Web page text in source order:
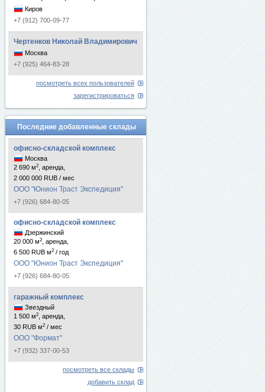
Киров
+7 (912) 700-09-77
Чертенков Николай Владимирович
Москва
+7 (925) 464-83-28
посмотреть всех пользователей
зарегистрироваться
Последние добавленные склады
офисно-складской комплекс
Москва
2 690 м2
, аренда,
2 000 000 RUB / мес
ООО "Юнион Траст Экспедиция"
+7 (926) 684-80-05
офисно-складской комплекс
Дзержинский
20 000 м2
, аренда,
6 500 RUB м2 / год
ООО "Юнион Траст Экспедиция"
+7 (926) 684-80-05
гаражный комплекс
Звездный
1 500 м2
, аренда,
30 RUB м2 / мес
ООО "Формат"
+7 (932) 337-00-53
посмотреть все склады
добавить склад